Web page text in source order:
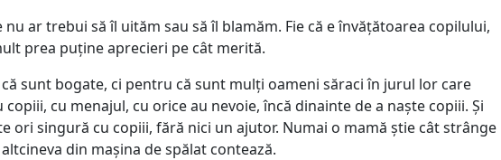
ar trebui să îl uităm sau să îl blamăm. Fie că e învățătoarea copilului,
prea puține aprecieri pe cât merită.
sunt bogate, ci pentru că sunt mulți oameni săraci în jurul lor care
cu menajul, cu orice au nevoie, încă dinainte de a naște copiii. Și
ori singură cu copiii, fără nici un ajutor. Numai o mamă știe cât strânge
din mașina de spălat contează.